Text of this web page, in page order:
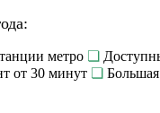
метро ❏
от 30 минут ❏